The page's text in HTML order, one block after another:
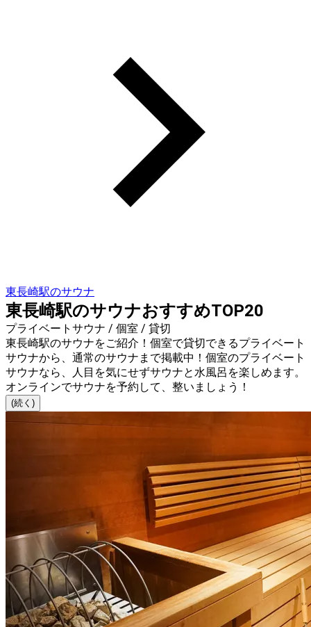
東長崎駅のサウナ
東長崎駅のサウナおすすめTOP20
プライベートサウナ / 個室 / 貸切
東長崎駅のサウナをご紹介！個室で貸切できるプライベート
サウナから、通常のサウナまで掲載中！個室のプライベート
サウナなら、人目を気にせずサウナと水風呂を楽しめます。
オンラインでサウナを予約して、整いましょう！
(続く)